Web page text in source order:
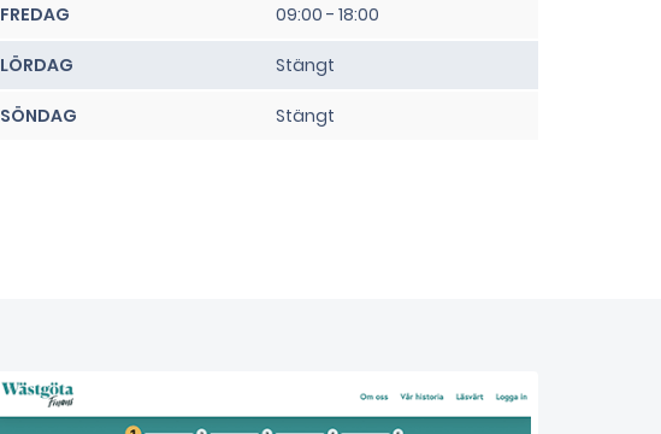
FREDAG 09:00 - 18:00
LÖRDAG Stängt
SÖNDAG Stängt